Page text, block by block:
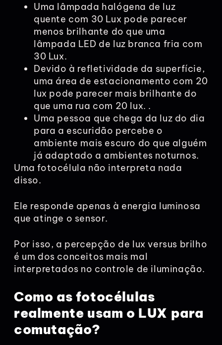
Uma lâmpada halógena de luz
quente com 30 Lux pode parecer
menos brilhante do que uma
lâmpada LED de luz branca fria com
30 Lux.
Devido à refletividade da superfície,
uma área de estacionamento com 20
lux pode parecer mais brilhante do
que uma rua com 20 lux. .
Uma pessoa que chega da luz do dia
para a escuridão percebe o
ambiente mais escuro do que alguém
já adaptado a ambientes noturnos.
Uma fotocélula não interpreta nada
disso.
Ele responde apenas à energia luminosa
que atinge o sensor.
Por isso, a percepção de lux versus brilho
é um dos conceitos mais mal
interpretados no controle de iluminação.
Como as fotocélulas
realmente usam o LUX para
comutação?